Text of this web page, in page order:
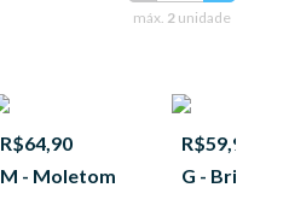
máx. 2 unidade
R$64,90
M - Moletom
R$59,90
G - Brim